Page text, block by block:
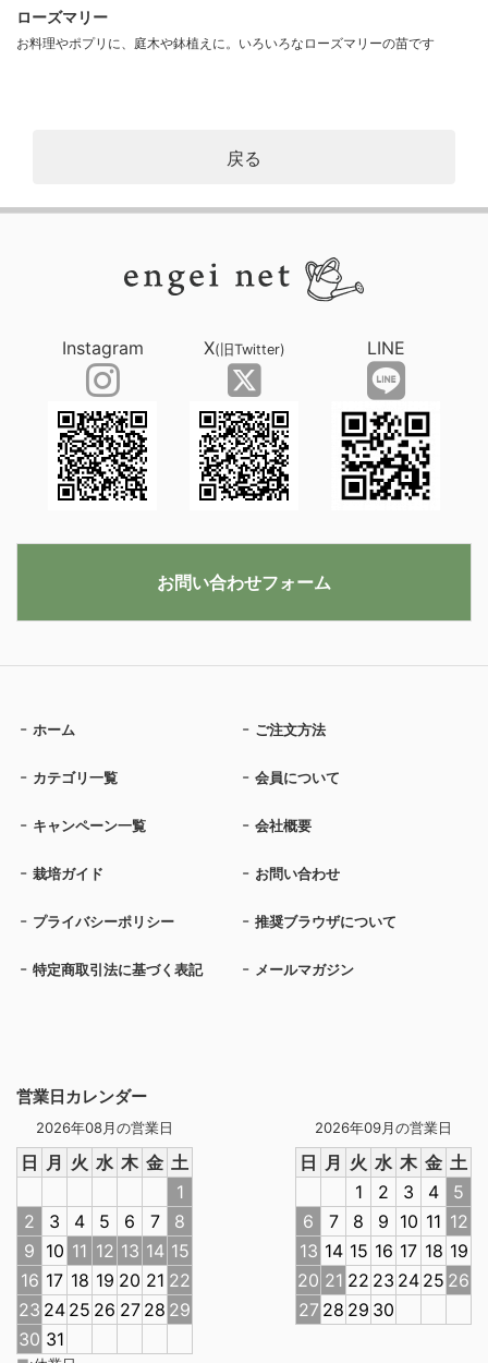
ローズマリー
お料理やポプリに、庭木や鉢植えに。いろいろなローズマリーの苗です
戻る
営業日カレンダー
2026年08月の営業日
日 月 火 水 木 金 土
1
2
3 4 5 6 7
8
9 10 11 12 13 14 15
16 17 18 19 20 21 22
23 24 25 26 27 28 29
30 31
2026年09月の営業日
日 月 火 水 木 金 土
1
2 3 4
5
6
7 8 9 10 11 12
13 14 15 16 17 18 19
20 21 22 23 24 25 26
27 28 29 30
ホーム ご注文方法
カテゴリ一覧 会員について
キャンペーン一覧 会社概要
栽培ガイド お問い合わせ
プライバシーポリシー 推奨ブラウザについて
特定商取引法に基づく表記 メールマガジン
Instagram X(旧Twitter) LINE
お問い合わせフォーム